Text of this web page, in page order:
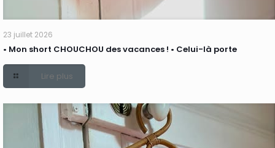
23 juillet 2026
• Mon short CHOUCHOU des vacances ! • Celui-là porte
Lire plus